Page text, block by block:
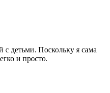
детьми. Поскольку я сама
и просто.